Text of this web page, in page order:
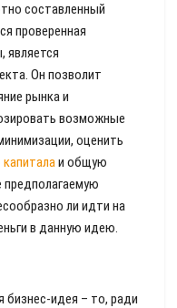
составленный
проверенная
является
Он позволит
рынка и
возможные
оценить
и общую
предполагаемую
ли идти на
в данную идею.
бизнес-идея – то, ради